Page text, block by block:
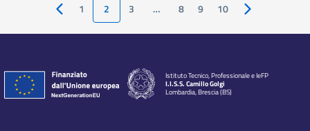
Pagina precedente
1 2 3 … 8 9 10 Pagina
Istituto Tecnico, Professionale e IeFP
I.I.S.S. Camillo Golgi
Lombardia, Brescia (BS)